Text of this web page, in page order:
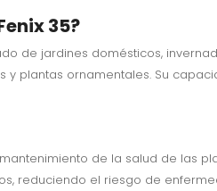
35?
de jardines domésticos,
y plantas ornamentales. Su
de la salud de las
reduciendo el riesgo de